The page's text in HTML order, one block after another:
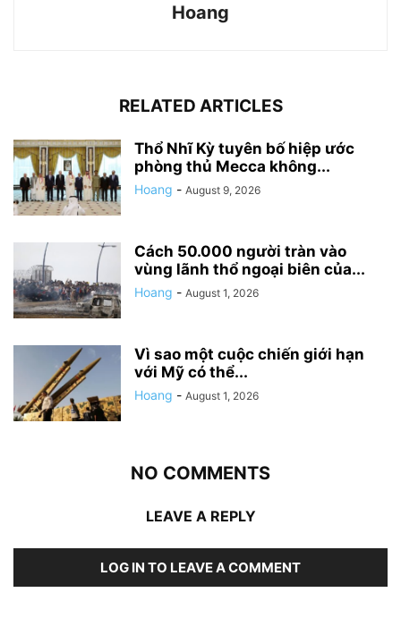
Hoang
RELATED ARTICLES
Thổ Nhĩ Kỳ tuyên bố hiệp ước
phòng thủ Mecca không...
Hoang - August 9, 2026
Cách 50.000 người tràn vào
vùng lãnh thổ ngoại biên của...
Hoang - August 1, 2026
Vì sao một cuộc chiến giới hạn
với Mỹ có thể...
Hoang - August 1, 2026
NO COMMENTS
LEAVE A REPLY
LOG IN TO LEAVE A COMMENT